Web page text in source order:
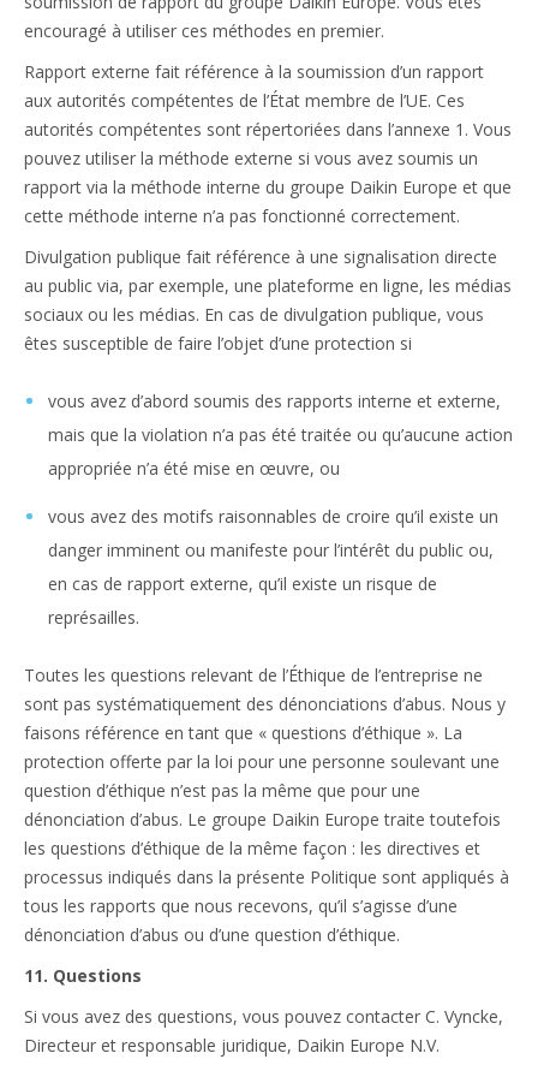
encouragé à utiliser ces méthodes en premier.
Rapport externe fait référence à la soumission d’un rapport
aux autorités compétentes de l’État membre de l’UE. Ces
autorités compétentes sont répertoriées dans l’annexe 1. Vous
pouvez utiliser la méthode externe si vous avez soumis un
rapport via la méthode interne du groupe Daikin Europe et que
cette méthode interne n’a pas fonctionné correctement.
Divulgation publique fait référence à une signalisation directe
au public via, par exemple, une plateforme en ligne, les médias
sociaux ou les médias. En cas de divulgation publique, vous
êtes susceptible de faire l’objet d’une protection si
vous avez d’abord soumis des rapports interne et externe,
mais que la violation n’a pas été traitée ou qu’aucune action
appropriée n’a été mise en œuvre, ou
vous avez des motifs raisonnables de croire qu’il existe un
danger imminent ou manifeste pour l’intérêt du public ou,
en cas de rapport externe, qu’il existe un risque de
représailles.
Toutes les questions relevant de l’Éthique de l’entreprise ne
sont pas systématiquement des dénonciations d’abus. Nous y
faisons référence en tant que « questions d’éthique ». La
protection offerte par la loi pour une personne soulevant une
question d’éthique n’est pas la même que pour une
dénonciation d’abus. Le groupe Daikin Europe traite toutefois
les questions d’éthique de la même façon : les directives et
processus indiqués dans la présente Politique sont appliqués à
tous les rapports que nous recevons, qu’il s’agisse d’une
dénonciation d’abus ou d’une question d’éthique.
11. Questions
Si vous avez des questions, vous pouvez contacter C. Vyncke,
Directeur et responsable juridique, Daikin Europe N.V.